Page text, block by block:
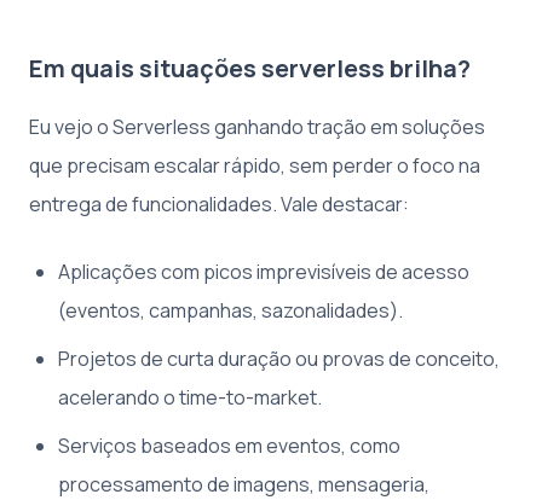
Em quais situações serverless brilha?
Eu vejo o Serverless ganhando tração em soluções
que precisam escalar rápido, sem perder o foco na
entrega de funcionalidades. Vale destacar:
Aplicações com picos imprevisíveis de acesso
(eventos, campanhas, sazonalidades).
Projetos de curta duração ou provas de conceito,
acelerando o time-to-market.
Serviços baseados em eventos, como
processamento de imagens, mensageria,